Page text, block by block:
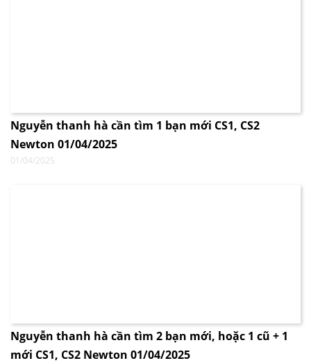
Nguyễn thanh hà cần tìm 1 bạn mới CS1, CS2
Newton 01/04/2025
01/04/2025
Nguyễn thanh hà cần tìm 2 bạn mới, hoặc 1 cũ + 1
mới CS1, CS2 Newton 01/04/2025